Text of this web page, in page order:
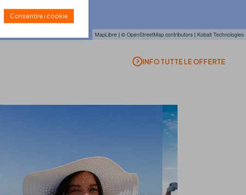
MapLibre | © OpenStreetMap contributors | Kobalt Technologies
INFO TUTTE LE OFFERTE
Consentire i cookie